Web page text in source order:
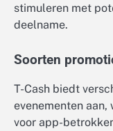
stimuleren met
deelname.
Soorten
T-Cash biedt
evenementen
voor app-